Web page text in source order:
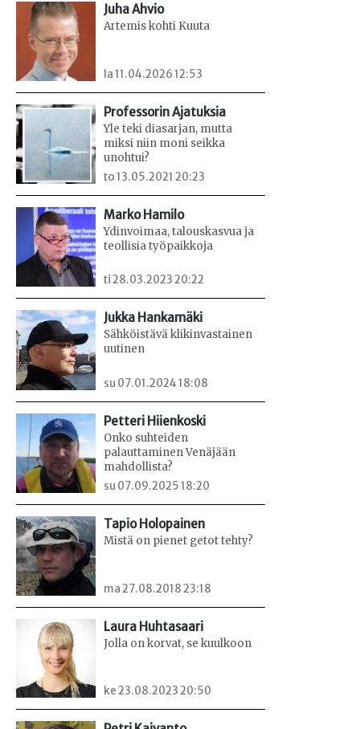
Juha Ahvio
Artemis kohti Kuuta
la 11.04.2026 12:53
Professorin Ajatuksia
Yle teki diasarjan, mutta
miksi niin moni seikka
unohtui?
to 13.05.2021 20:23
Marko Hamilo
Ydinvoimaa, talouskasvua ja
teollisia työpaikkoja
ti 28.03.2023 20:22
Jukka Hankamäki
Sähköistävä klikinvastainen
uutinen
su 07.01.2024 18:08
Petteri Hiienkoski
Onko suhteiden
palauttaminen Venäjään
mahdollista?
su 07.09.2025 18:20
Tapio Holopainen
Mistä on pienet getot tehty?
ma 27.08.2018 23:18
Laura Huhtasaari
Jolla on korvat, se kuulkoon
ke 23.08.2023 20:50